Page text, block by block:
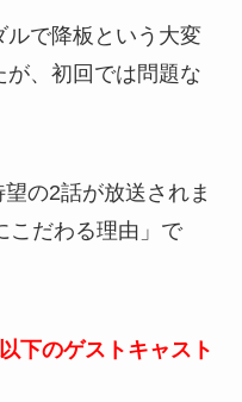
で降板という大変
、初回では問題な
の2話が放送されま
こだわる理由」で
下のゲストキャスト